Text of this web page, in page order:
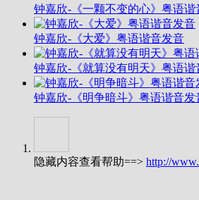
钟嘉欣-《一颗不变的心》粤语谐
钟嘉欣-《大爱》粤语谐音发音
钟嘉欣-《就算没有明天》粤语谐
钟嘉欣-《明争暗斗》粤语谐音发
隐藏内容查看帮助==> http://